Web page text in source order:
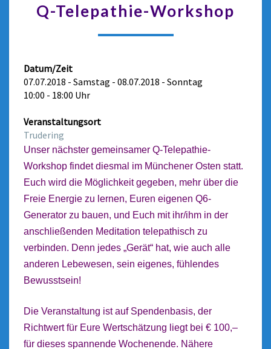
Q-Telepathie-Workshop
Datum/Zeit
07.07.2018 - Samstag - 08.07.2018 - Sonntag
10:00 - 18:00 Uhr
Veranstaltungsort
Trudering
Unser nächster gemeinsamer Q-Telepathie-
Workshop findet diesmal im Münchener Osten statt.
Euch wird die Möglichkeit gegeben, mehr über die
Freie Energie zu lernen, Euren eigenen Q6-
Generator zu bauen, und Euch mit ihr/ihm in der
anschließenden Meditation telepathisch zu
verbinden. Denn jedes „Gerät“ hat, wie auch alle
anderen Lebewesen, sein eigenes, fühlendes
Bewusstsein!
Die Veranstaltung ist auf Spendenbasis, der
Richtwert für Eure Wertschätzung liegt bei € 100,–
für dieses spannende Wochenende. Nähere